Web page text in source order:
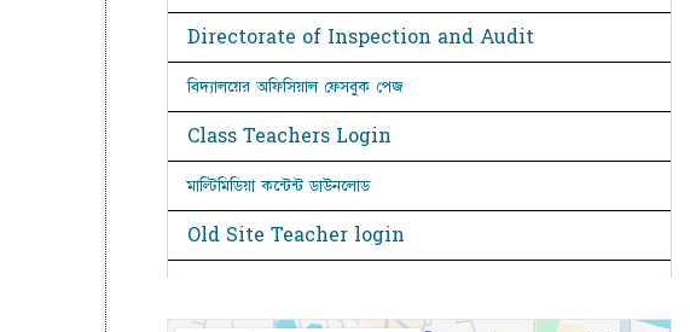
Directorate of Inspection and Audit
বিদ্যালয়ের অফিসিয়াল ফেসবুক পেজ
Class Teachers Login
মাল্টিমিডিয়া কন্টেন্ট ডাউনলোড
Old Site Teacher login